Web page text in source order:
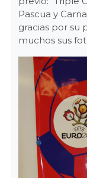
Pascua y
gracias por su
muchos sus